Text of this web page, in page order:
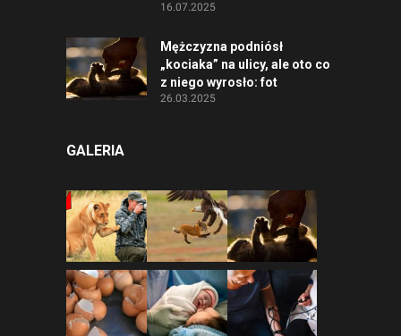
16.07.2025
Mężczyzna podniósł
„kociaka” na ulicy, ale oto co
z niego wyrosło: fot
26.03.2025
GALERIA